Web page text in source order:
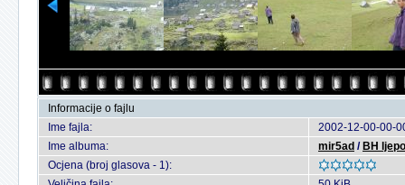
Informacije o fajlu
Ime fajla:
2002-12-00-00-
Ime albuma:
mir5ad / BH
Ocjena (broj glasova - 1):